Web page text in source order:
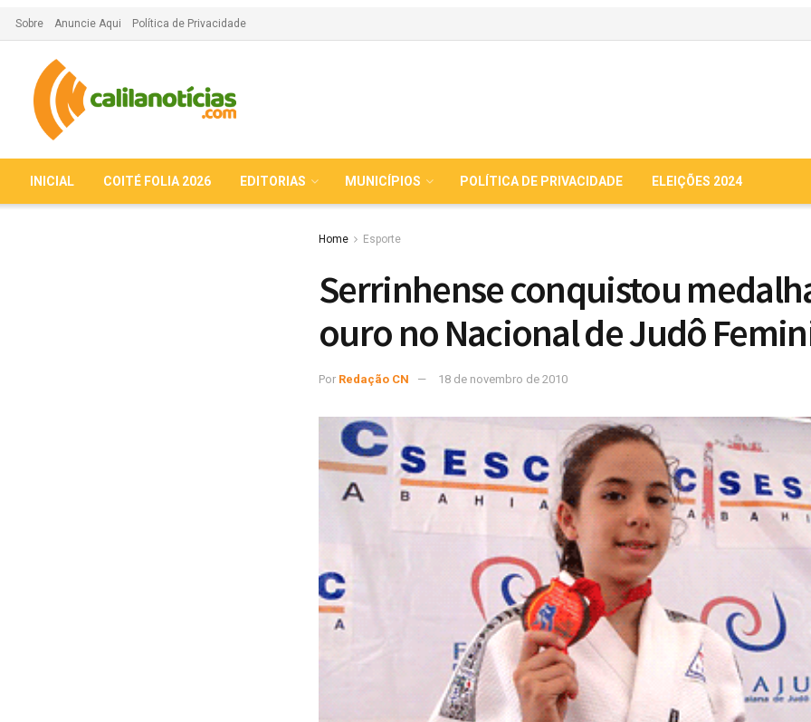
Sobre Anuncie Aqui Política de Privacidade
INICIAL COITÉ FOLIA 2026 EDITORIAS MUNICÍPIOS POLÍTICA DE PRIVACIDADE ELEIÇÕES 2024
Home Esporte
Serrinhense conquistou
ouro no Nacional de Judô
Por Redação CN 18 de novembro de 2010